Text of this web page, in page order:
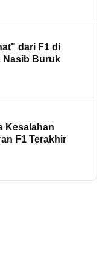
dari F1 di
Nasib Buruk
Kesalahan
F1 Terakhir